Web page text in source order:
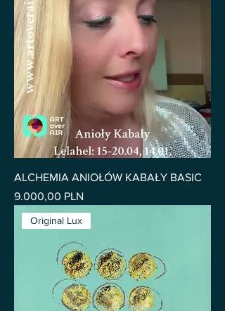
ALCHEMIA ANIOŁÓW KABAŁY BASIC
Pris
9.000,00 PLN
Original Lux